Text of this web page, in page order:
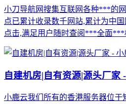
小刀导航网搜集互联网各种***的
点已累计收录数千网站,累计为中
点击,满足用户随时查阅***全面***
自建机房|自有资源|源头厂家
小鹿云我们所有的香港服务器位